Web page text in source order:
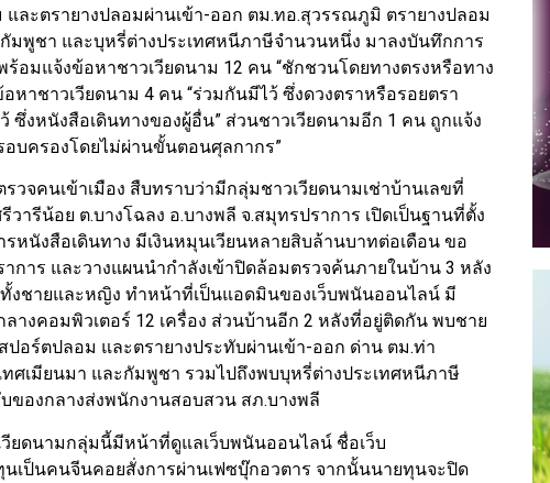
ละตรายางปลอมผ่านเข้า-ออก ตม.ทอ.สุวรรณภูมิ ตรายางปลอม
มพูชา และบุหรี่ต่างประเทศหนีภาษีจำนวนหนึ่ง มาลงบันทึกการ
อมแจ้งข้อหาชาวเวียดนาม 12 คน “ชักชวนโดยทางตรงหรือทาง
หาชาวเวียดนาม 4 คน “ร่วมกันมีไว้ ซึ่งดวงตราหรือรอยตรา
ซึ่งหนังสือเดินทางของผู้อื่น” ส่วนชาวเวียดนามอีก 1 คน ถูกแจ้ง
บครองโดยไม่ผ่านขั้นตอนศุลกากร”
วจคนเข้าเมือง สืบทราบว่ามีกลุ่มชาวเวียดนามเช่าบ้านเลขที่
ารีน้อย ต.บางโฉลง อ.บางพลี จ.สมุทรปราการ เปิดเป็นฐานที่ตั้ง
หนังสือเดินทาง มีเงินหมุนเวียนหลายสิบล้านบาทต่อเดือน ขอ
าร และวางแผนนำกำลังเข้าปิดล้อมตรวจค้นภายในบ้าน 3 หลัง
งชายและหญิง ทำหน้าที่เป็นแอดมินของเว็บพนันออนไลน์ มี
างคอมพิวเตอร์ 12 เครื่อง ส่วนบ้านอีก 2 หลังที่อยู่ติดกัน พบชาย
อร์ตปลอม และตรายางประทับผ่านเข้า-ออก ด่าน ตม.ท่า
ศเมียนมา และกัมพูชา รวมไปถึงพบบุหรี่ต่างประเทศหนีภาษี
องกลางส่งพนักงานสอบสวน สภ.บางพลี
ยดนามกลุ่มนี้มีหน้าที่ดูแลเว็บพนันออนไลน์ ชื่อเว็บ
นเป็นคนจีนคอยสั่งการผ่านเฟซบุ๊กอวตาร จากนั้นนายทุนจะปิด